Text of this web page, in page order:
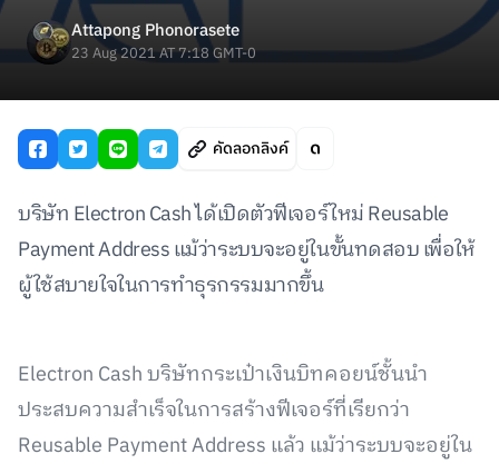
Attapong Phonorasete
23 Aug 2021 AT 7:18 GMT-0
คัดลอกลิงค์
บริษัท Electron Cash ได้เปิดตัวฟีเจอร์ใหม่ Reusable
Payment Address แม้ว่าระบบจะอยู่ในขั้นทดสอบ เพื่อให้
ผู้ใช้สบายใจในการทำธุรกรรมมากขึ้น
Electron Cash บริษัทกระเป๋าเงินบิทคอยน์ชั้นนำ
ประสบความสำเร็จในการสร้างฟีเจอร์ที่เรียกว่า
Reusable Payment Address แล้ว แม้ว่าระบบจะอยู่ใน